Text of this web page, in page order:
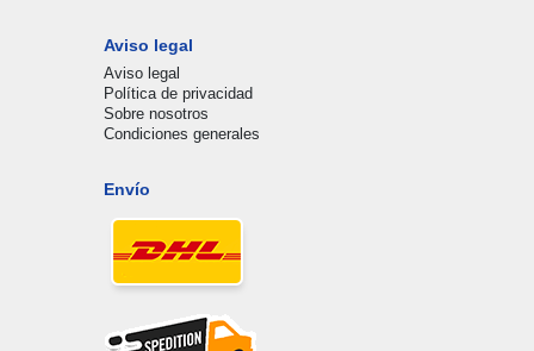
Aviso legal
Aviso legal
Política de privacidad
Sobre nosotros
Condiciones generales
Envío